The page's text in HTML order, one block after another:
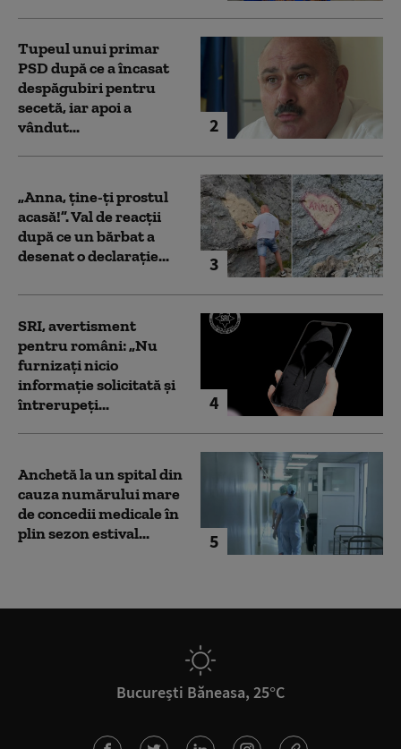
2
Tupeul unui primar
PSD după ce a încasat
despăgubiri pentru
secetă, iar apoi a
vândut...
3
„Anna, ţine-ţi prostul
acasă!”. Val de reacții
după ce un bărbat a
desenat o declarație...
4
SRI, avertisment
pentru români: „Nu
furnizați nicio
informație solicitată și
întrerupeți...
5
Anchetă la un spital din
cauza numărului mare
de concedii medicale în
plin sezon estival...
București Băneasa, 25°C